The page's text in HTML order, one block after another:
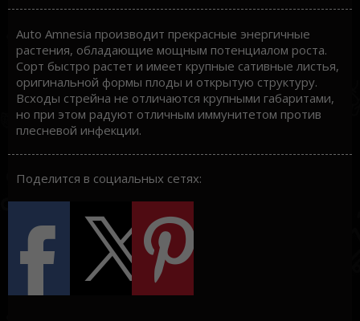
Auto Amnesia производит прекрасные энергичные
растения, обладающие мощным потенциалом роста.
Сорт быстро растет и имеет крупные сативные листья,
оригинальной формы плоды и открытую структуру.
Всходы стрейна не отличаются крупными габаритами,
но при этом радуют отличным иммунитетом против
плесневой инфекции.
Поделится в социальных сетях: